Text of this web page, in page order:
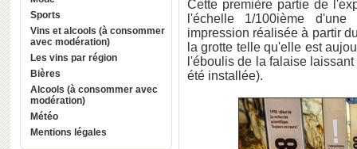
Sports
Vins et alcools (à consommer
avec modération)
Les vins par région
Bières
Alcools (à consommer avec
modération)
Météo
Mentions légales
Cette première partie de
l'échelle 1/100ième
impression réalisée à partir
la grotte telle qu'elle est
l'éboulis de la falaise
été installée).